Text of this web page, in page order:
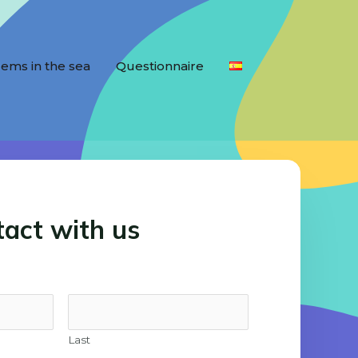
in the sea Questionnaire
with us
Last